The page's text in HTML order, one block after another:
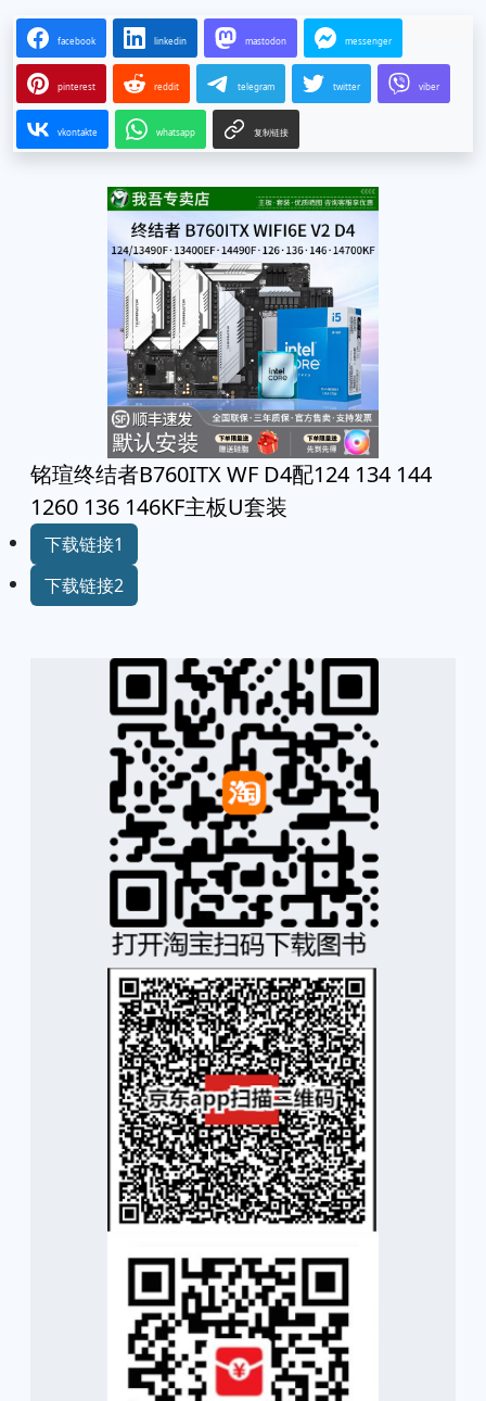
facebook linkedin mastodon messenger
pinterest reddit telegram twitter viber
vkontakte whatsapp 复制链接
铭瑄终结者B760ITX WF D4配124 134 144
1260 136 146KF主板U套装
下载链接1
下载链接2